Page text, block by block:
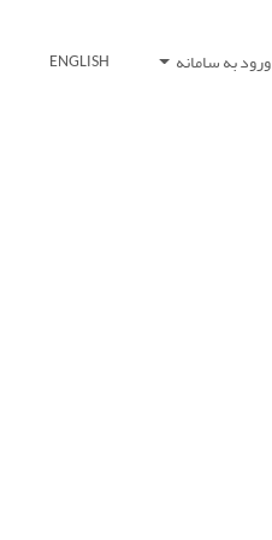
ورود به سامانه ENGLISH